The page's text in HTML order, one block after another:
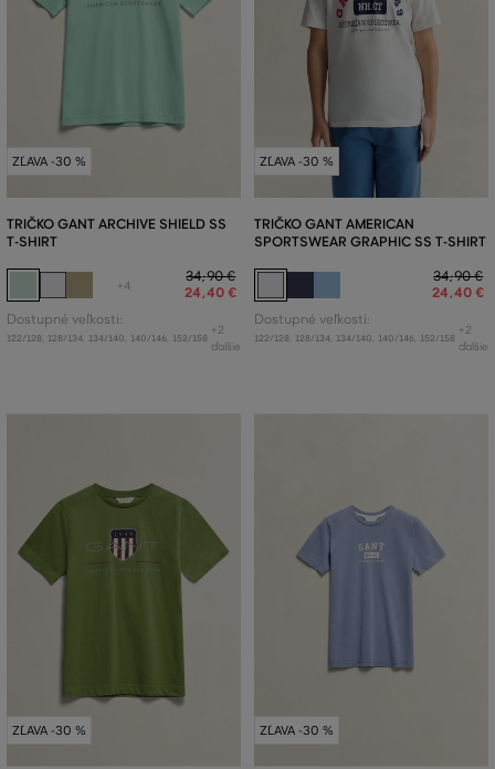
ZĽAVA -30 %
TRIČKO GANT ARCHIVE SHIELD SS
T-SHIRT
+4
34,90 €
24,40 €
Dostupné veľkosti:
122/128 128/134 134/140 140/146 152/158
+2
ďalšie
ZĽAVA -30 %
TRIČKO GANT AMERICAN
SPORTSWEAR GRAPHIC SS T-SHIRT
34,90 €
24,40 €
Dostupné veľkosti:
122/128 128/134 134/140 140/146 152/158
+2
ďalšie
ZĽAVA -30 % ZĽAVA -30 %